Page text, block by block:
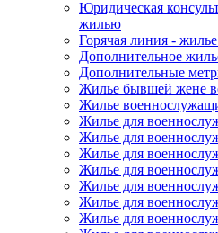
Юридическая
жилью
Горячая линия -
Дополнительное
Дополнительные
Жилье бывшей жене
Жилье
Жилье для
Жилье для
Жилье для
Жилье для
Жилье для
Жилье для
Жилье для